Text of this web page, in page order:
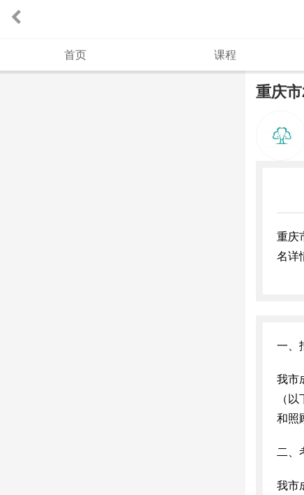
首页 课程
重庆
重庆
名详
一、
我市
（
和照
二、
我市